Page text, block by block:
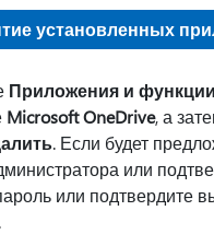
установленных
Приложения и функции
Microsoft OneDrive, а
. Если будет
или
или подтвердите